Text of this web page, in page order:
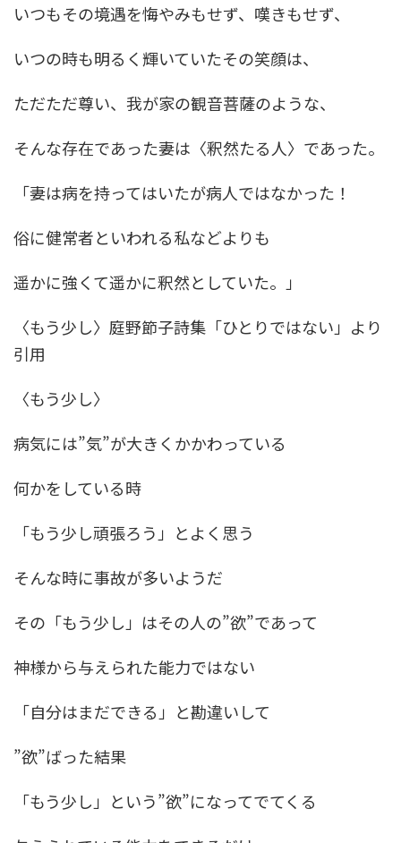
いつもその境遇を悔やみもせず、嘆きもせず、
いつの時も明るく輝いていたその笑顔は、
ただただ尊い、我が家の観音菩薩のような、
そんな存在であった妻は〈釈然たる人〉であった。
「妻は病を持ってはいたが病人ではなかった！
俗に健常者といわれる私などよりも
遥かに強くて遥かに釈然としていた。」
〈もう少し〉庭野節子詩集「ひとりではない」より
引用
〈もう少し〉
病気には”気”が大きくかかわっている
何かをしている時
「もう少し頑張ろう」とよく思う
そんな時に事故が多いようだ
その「もう少し」はその人の”欲”であって
神様から与えられた能力ではない
「自分はまだできる」と勘違いして
”欲”ばった結果
「もう少し」という”欲”になってでてくる